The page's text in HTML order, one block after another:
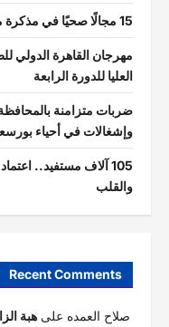
15 مجالًا صحيًا في مذكرة مصر وتشاد لدعم القطاع الطبي
مهرجان القاهرة الدولي
العليا للدورة الرابعة
ضربات متزامنة
وإشغالات في أحياء
105 آلاف مستفيد..
والقلب
Recent Comments
صلاح العمده علىهبة